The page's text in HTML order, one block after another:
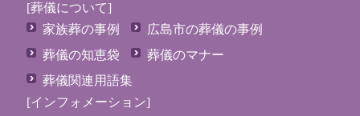
[葬儀について]
家族葬の事例
広島市の葬儀の事例
葬儀の知恵袋
葬儀のマナー
葬儀関連用語集
[インフォメーション]